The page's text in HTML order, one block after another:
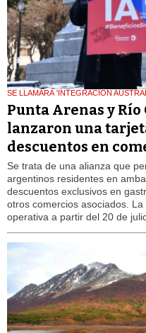
SE LLAMARÁ 'INTEGRACIÓN
Punta Arenas y Río
lanzaron una
descuentos en
Se trata de una alianza que
argentinos residentes en
descuentos exclusivos en
otros comercios asociados.
operativa a partir del 20 de